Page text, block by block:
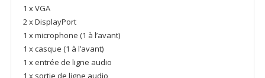
1 x VGA
2 x DisplayPort
1 x microphone (1 à l’avant)
1 x casque (1 à l’avant)
1 x entrée de ligne audio
1 x sortie de ligne audio